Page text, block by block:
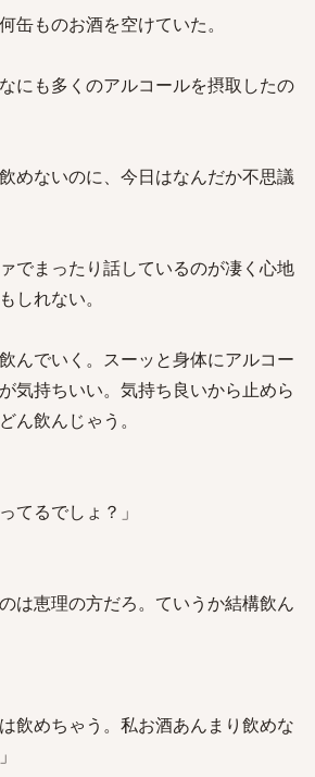
缶ものお酒を空けていた。
にも多くのアルコールを摂取したの
めないのに、今日はなんだか不思議
でまったり話しているのが凄く心地
しれない。
んでいく。スーッと身体にアルコー
気持ちいい。気持ち良いから止めら
ん飲んじゃう。
てるでしょ？」
は恵理の方だろ。ていうか結構飲ん
飲めちゃう。私お酒あんまり飲めな